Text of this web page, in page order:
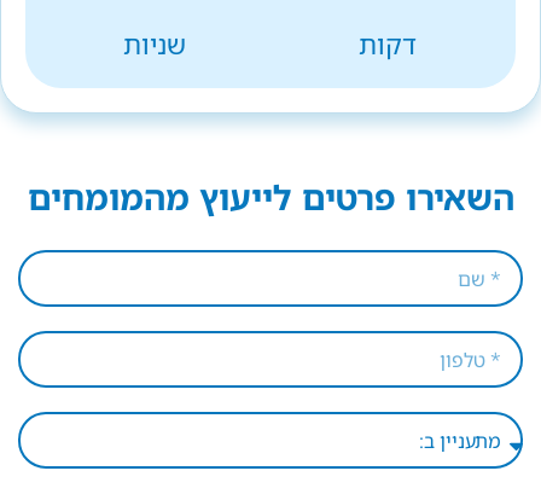
דקות
שניות
השאירו פרטים לייעוץ מהמומחים